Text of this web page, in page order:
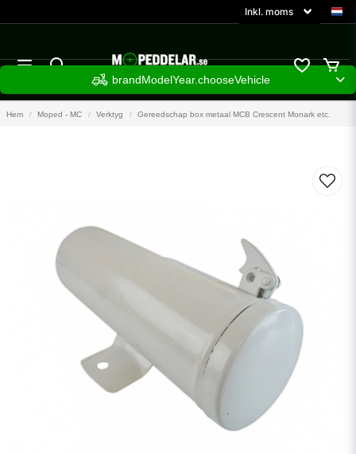
brandModelYear.chooseVehicle
Hem Moped - MC Verktyg Gereedschap box metaal MCB Crescent Monark etc.